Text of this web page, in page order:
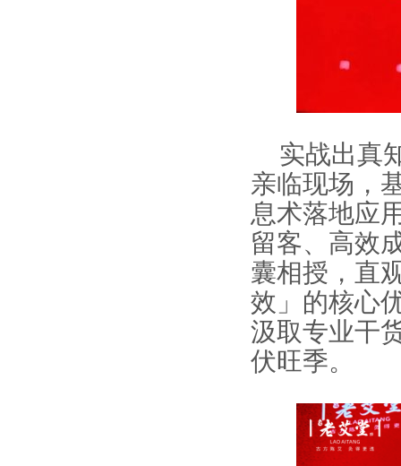
实战出真
亲临现场，
息术落地应
留客、高效
囊相授，直
效」的核心
汲取专业干
伏旺季。